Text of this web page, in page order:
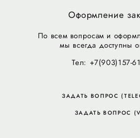
Оформление
По всем вопросам и
мы всегда доступны
Тел: +7(903)157-
ЗАДАТЬ ВОПРОС
ЗАДАТЬ ВОПРОС